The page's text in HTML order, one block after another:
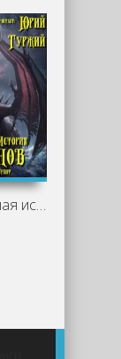
Естественная история драконов - Мари